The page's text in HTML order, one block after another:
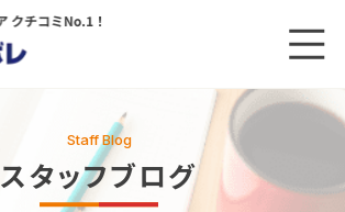
メニ
Staff Blog
スタッフブログ